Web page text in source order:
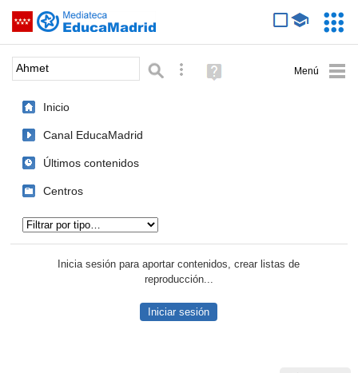
Saltar navegación
Palabra o frase: Búsqueda avanzada
Ayuda
(en
Inicio
Canal EducaMadrid
Últimos contenidos
Centros
Inicia sesión para aportar contenidos, crear listas de
reproducción...
Iniciar sesión